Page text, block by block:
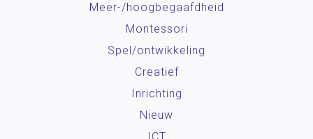
Meer-/hoog­begaafdheid
Montessori
Spel/ontwikkeling
Creatief
Inrichting
Nieuw